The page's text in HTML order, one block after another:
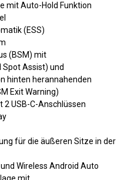
mit Auto-Hold Funktion
(ESS)
(BSM) mit
Assist) und
hinten herannahenden
Exit Warning)
USB-C-Anschlüssen
für die äußeren Sitze in der
Wireless Android Auto